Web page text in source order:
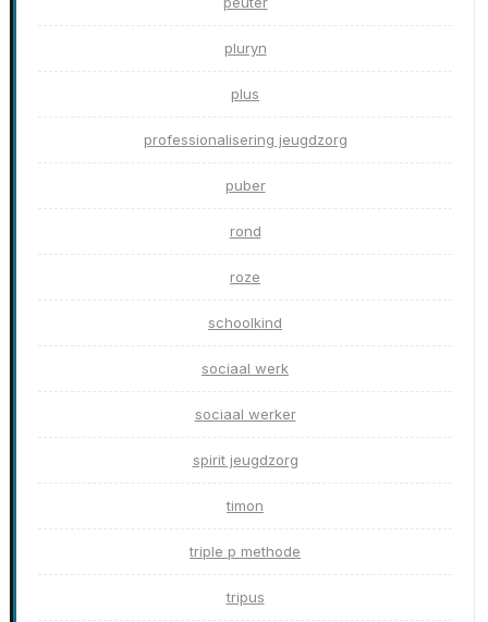
pluryn
plus
professionalisering jeugdzorg
puber
rond
roze
schoolkind
sociaal werk
sociaal werker
spirit jeugdzorg
timon
triple p methode
tripus